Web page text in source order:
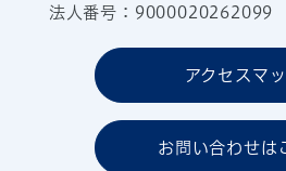
法人番号：9000020262099
アクセスマ
お問い合わせは